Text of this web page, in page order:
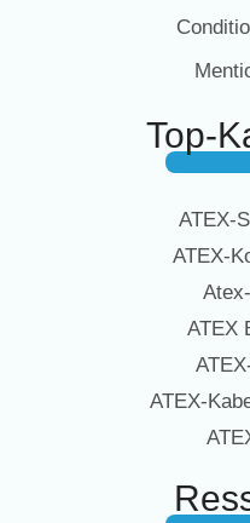
Top-
ATEX-
ATEX-
ATEX
ATEX-